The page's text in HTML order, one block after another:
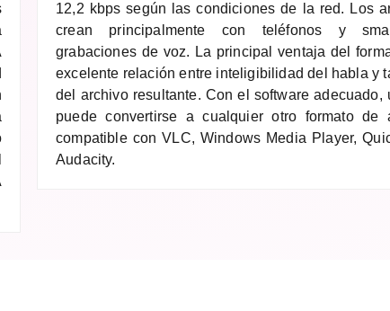
12,2 kbps según las condiciones de la red. Los
crean principalmente con teléfonos y
grabaciones de voz. La principal ventaja del
excelente relación entre inteligibilidad del habla y
del archivo resultante. Con el software adecuado,
puede convertirse a cualquier otro formato de
compatible con VLC, Windows Media Player,
Audacity.